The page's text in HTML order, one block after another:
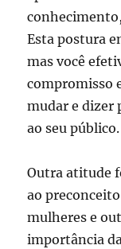
Esta postura
mas você
compromisso
mudar e dizer
ao seu público.
Outra atitude
ao
mulheres e
importância